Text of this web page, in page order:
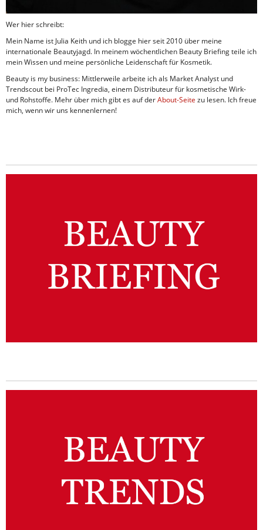
Wer hier schreibt:
Mein Name ist Julia Keith und ich blogge hier seit 2010 über meine
internationale Beautyjagd. In meinem wöchentlichen Beauty Briefing teile ich
mein Wissen und meine persönliche Leidenschaft für Kosmetik.
Beauty is my business: Mittlerweile arbeite ich als Market Analyst und
Trendscout bei ProTec Ingredia, einem Distributeur für kosmetische Wirk-
und Rohstoffe. Mehr über mich gibt es auf derAbout-Seite zu lesen. Ich freue
mich, wenn wir uns kennenlernen!